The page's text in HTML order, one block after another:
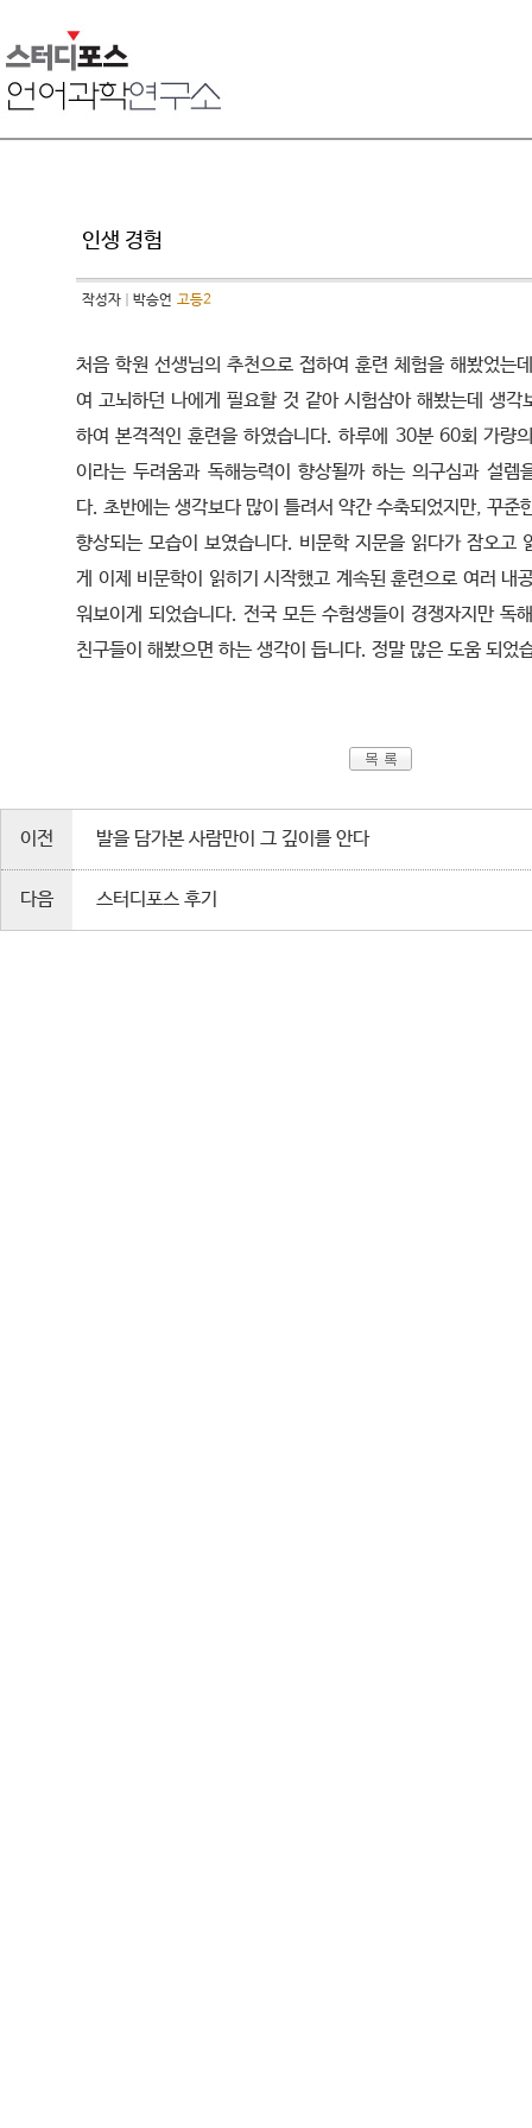
인생 경험
작성자 박승언 고등2
처음 학원 선생님의 추천으로 접하여 훈련 체험을 해봤었는
여 고뇌하던 나에게 필요할 것 같아 시험삼아 해봤는데 생각
하여 본격적인 훈련을 하였습니다. 하루에 30분 60회 가량
이라는 두려움과 독해능력이 향상될까 하는 의구심과 설렘
다. 초반에는 생각보다 많이 틀려서 약간 수축되었지만, 꾸준
향상되는 모습이 보였습니다. 비문학 지문을 읽다가 잠오고
게 이제 비문학이 읽히기 시작했고 계속된 훈련으로 여러 내
워보이게 되었습니다. 전국 모든 수험생들이 경쟁자지만 독
친구들이 해봤으면 하는 생각이 듭니다. 정말 많은 도움 되었
이전 발을 담가본 사람만이 그 깊이를 안다
다음 스터디포스 후기